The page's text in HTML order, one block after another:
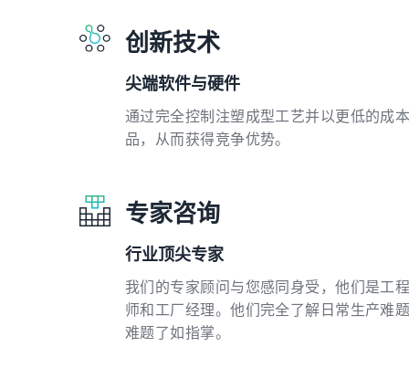
创新技术
尖端软件与硬件
通过完全控制注塑成型工艺并以更低的成
品，从而获得竞争优势。
专家咨询
行业顶尖专家
我们的专家顾问与您感同身受，他们是工
师和工厂经理。他们完全了解日常生产难
难题了如指掌。